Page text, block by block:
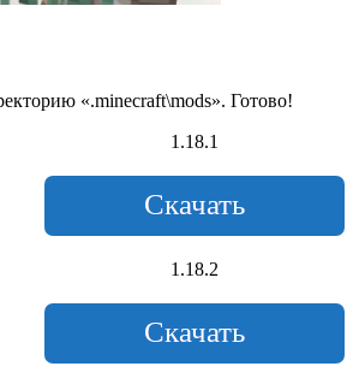
«.minecraft\mods». Готово!
1.18.1
Скачать
1.18.2
Скачать